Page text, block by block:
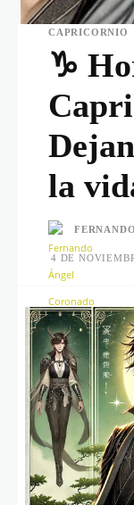
CAPRICORNIO
♑️
la
4 DE